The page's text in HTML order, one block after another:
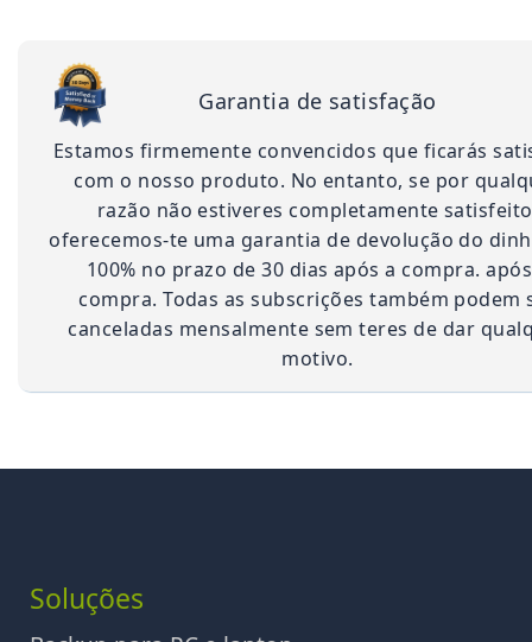
Garantia de satisfação
Estamos firmemente convencidos que ficarás
com o nosso produto. No entanto, se por
razão não estiveres completamente
oferecemos-te uma garantia de devolução do
100% no prazo de 30 dias após a compra.
compra. Todas as subscrições também podem
canceladas mensalmente sem teres de dar
motivo.
Soluções